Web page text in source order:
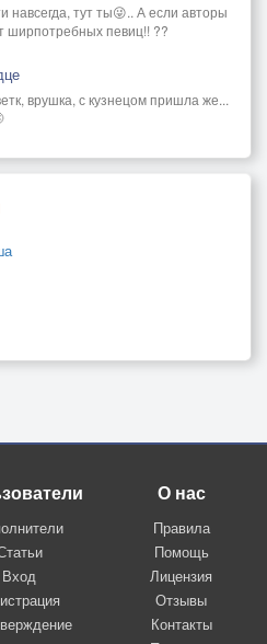
навсегда, тут ты😜.. А если авторы
ширпотребных певиц!! ??
врушка, с кузнецом пришла же...
Вход
О нас
Правила
Помощь
Лицензия
Отзывы
Контакты